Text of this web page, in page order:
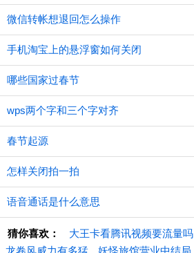
微信转帐想退回怎么操作
手机淘宝上的悬浮窗如何关闭
哪些国家过春节
wps两个字和三个字对齐
春节起源
怎样关闭拍一拍
语音通话是什么意思
猜你喜欢： 大王卡看腾讯视频要流量吗
龙卷风威力有多猛
妖怪旅馆营业中结局